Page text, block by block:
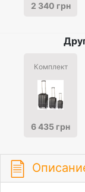
2 340 грн
Комплект
6 435 грн